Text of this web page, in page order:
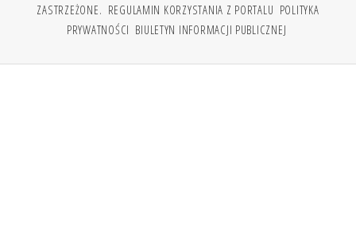
ZASTRZEŻONE. REGULAMIN KORZYSTANIA Z PORTALU POLITYKA
PRYWATNOŚCI BIULETYN INFORMACJI PUBLICZNEJ